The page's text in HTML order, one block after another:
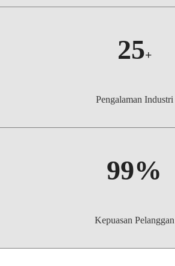
25+
Pengalaman Industri
99%
Kepuasan Pelanggan